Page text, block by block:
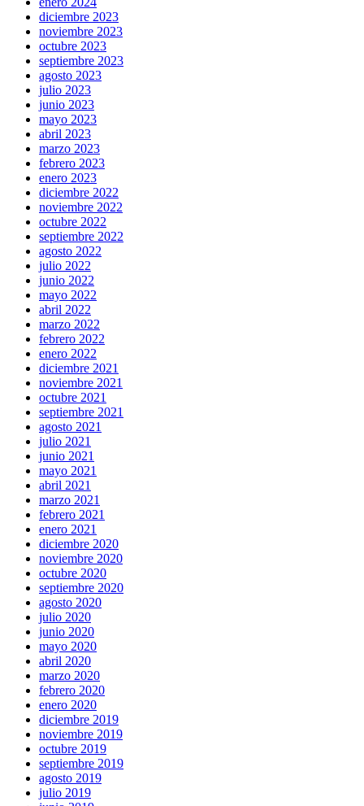
diciembre 2023
noviembre 2023
octubre 2023
septiembre 2023
agosto 2023
julio 2023
junio 2023
mayo 2023
abril 2023
marzo 2023
febrero 2023
enero 2023
diciembre 2022
noviembre 2022
octubre 2022
septiembre 2022
agosto 2022
julio 2022
junio 2022
mayo 2022
abril 2022
marzo 2022
febrero 2022
enero 2022
diciembre 2021
noviembre 2021
octubre 2021
septiembre 2021
agosto 2021
julio 2021
junio 2021
mayo 2021
abril 2021
marzo 2021
febrero 2021
enero 2021
diciembre 2020
noviembre 2020
octubre 2020
septiembre 2020
agosto 2020
julio 2020
junio 2020
mayo 2020
abril 2020
marzo 2020
febrero 2020
enero 2020
diciembre 2019
noviembre 2019
octubre 2019
septiembre 2019
agosto 2019
julio 2019